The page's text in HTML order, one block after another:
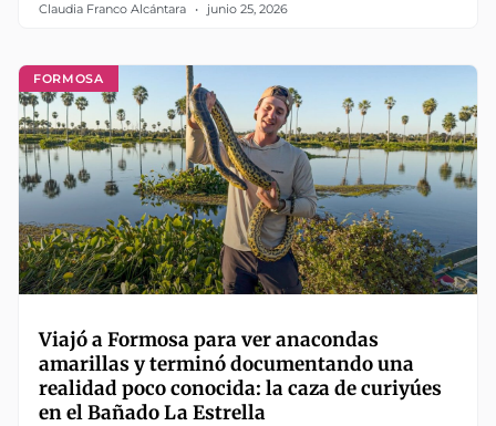
Claudia Franco Alcántara junio 25, 2026
FORMOSA
Viajó a Formosa para ver anacondas
amarillas y terminó documentando una
realidad poco conocida: la caza de curiyúes
en el Bañado La Estrella